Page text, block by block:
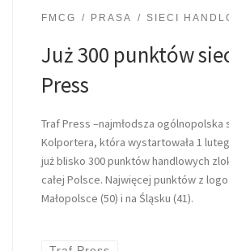
FMCG PRASA SIECI
Już 300 punktów
Press
Traf Press –najmłodsza
Kolportera, która wystartowała 1
już blisko 300 punktów handlowych
całej Polsce. Najwięcej punktów z
Małopolsce (50) i na Śląsku (41).